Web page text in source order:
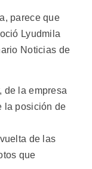
parece que
Lyudmila
Noticias de
de la empresa
la posición de
de las
que